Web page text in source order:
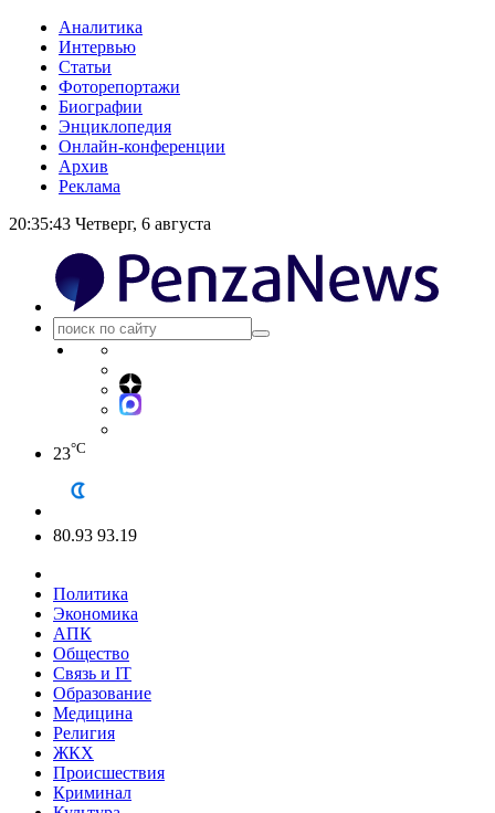
Аналитика
Интервью
Статьи
Фоторепортажи
Биографии
Энциклопедия
Онлайн-конференции
Архив
Реклама
20:35:43 Четверг, 6 августа
23°C
80.93 93.19
Политика
Экономика
АПК
Общество
Связь и IT
Образование
Медицина
Религия
ЖКХ
Происшествия
Криминал